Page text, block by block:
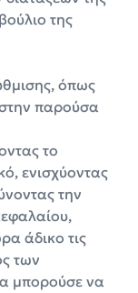
της
όπως
στην παρούσα
το
ενισχύοντας
την
άδικο τις
των
μπορούσε να